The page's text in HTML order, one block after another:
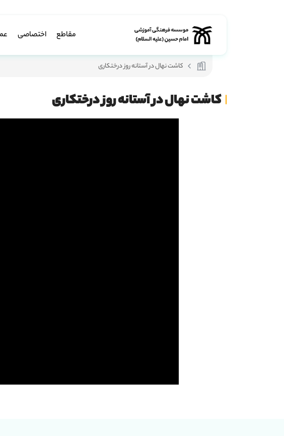
مقاطع اختصاصی
کاشت نهال در آستانه روز درختکاری
کاشت نهال در آستانه روز درختکاری